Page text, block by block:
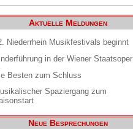
Aktuelle Meldungen
Niederrhein Musikfestivals beginnt
in der Wiener Staatsoper
Besten zum Schluss
Spaziergang zum
Neue Besprechungen